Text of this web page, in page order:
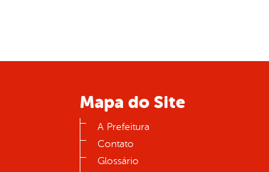
Mapa do Site
A Prefeitura
Contato
Glossário